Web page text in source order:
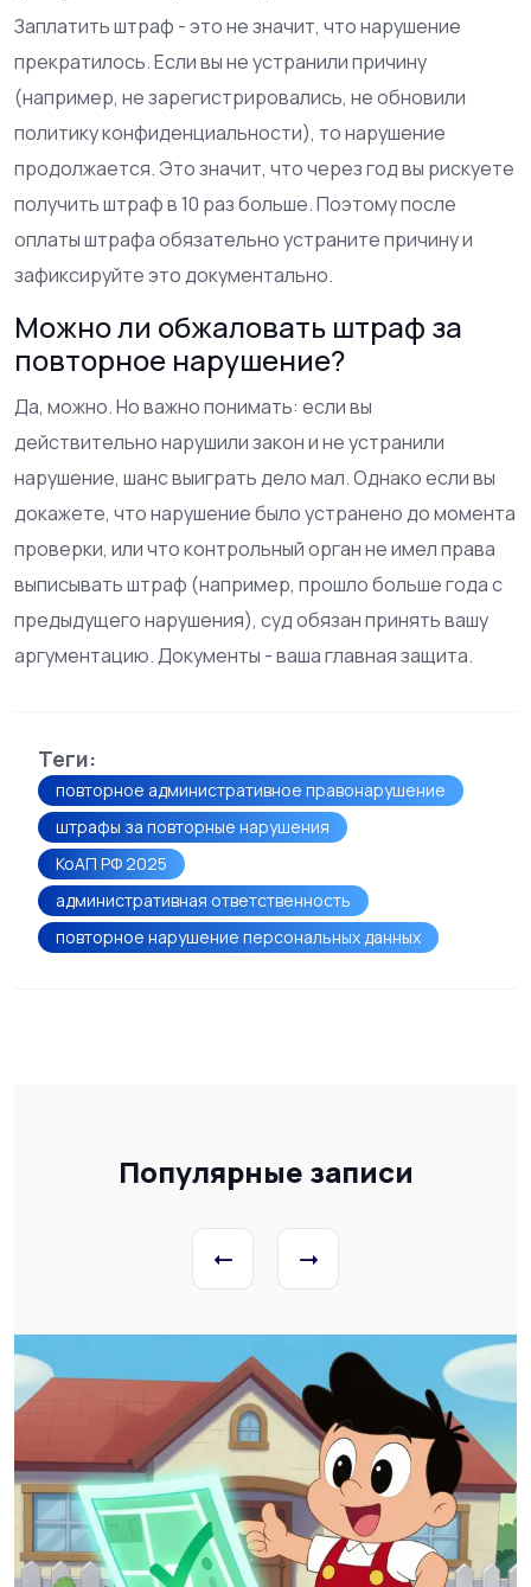
Заплатить штраф - это не значит, что нарушение
прекратилось. Если вы не устранили причину
(например, не зарегистрировались, не обновили
политику конфиденциальности), то нарушение
продолжается. Это значит, что через год вы рискуете
получить штраф в 10 раз больше. Поэтому после
оплаты штрафа обязательно устраните причину и
зафиксируйте это документально.
Можно ли обжаловать штраф за
повторное нарушение?
Да, можно. Но важно понимать: если вы
действительно нарушили закон и не устранили
нарушение, шанс выиграть дело мал. Однако если вы
докажете, что нарушение было устранено до момента
проверки, или что контрольный орган не имел права
выписывать штраф (например, прошло больше года с
предыдущего нарушения), суд обязан принять вашу
аргументацию. Документы - ваша главная защита.
Теги:
повторное административное правонарушение
штрафы за повторные нарушения
КоАП РФ 2025
административная ответственность
повторное нарушение персональных данных
Популярные записи